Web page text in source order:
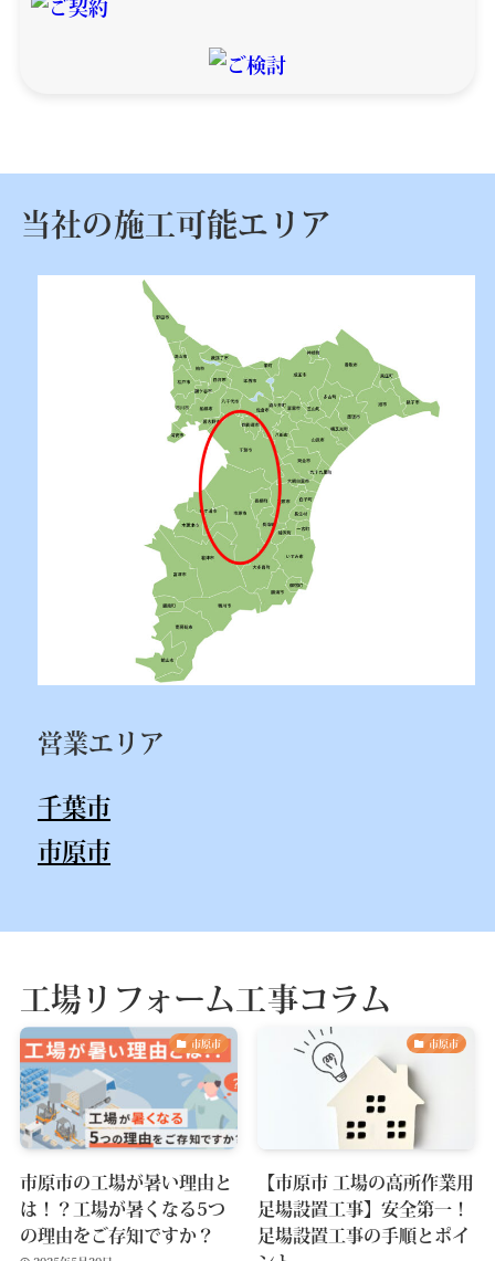
当社の施工可能エリア
営業エリア
千葉市
市原市
工場リフォーム工事コラム
市原市
市原市の工場が暑い理由と
は！？工場が暑くなる5つ
の理由をご存知ですか？
市原市
【市原市 工場の高所作業用
足場設置工事】安全第一！
足場設置工事の手順とポイ